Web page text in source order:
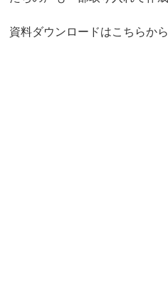
資料ダウンロードはこちらから